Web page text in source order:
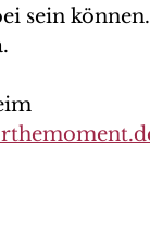
sein